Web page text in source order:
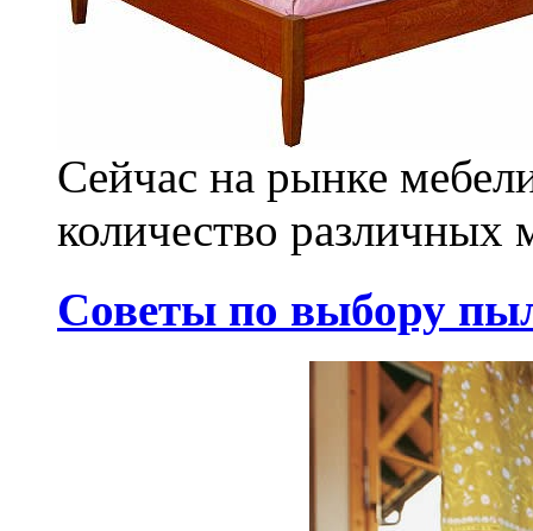
Сейчас на рынке
количество различных
Советы по выбору